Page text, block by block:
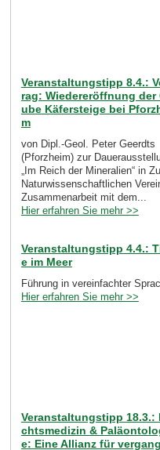
Veranstaltungstipp 8.4.:
rag: Wiedereröffnung der
ube Käfersteige bei
m
von Dipl.-Geol. Peter Geerdts
(Pforzheim) zur
„Im Reich der Mineralien“ in
Naturwissenschaftlichen
Zusammenarbeit mit dem...
Hier erfahren Sie mehr >>
Veranstaltungstipp 4.4.:
e im Meer
Führung in vereinfachter
Hier erfahren Sie mehr >>
Veranstaltungstipp 18.3.:
chtsmedizin &
e: Eine Allianz für